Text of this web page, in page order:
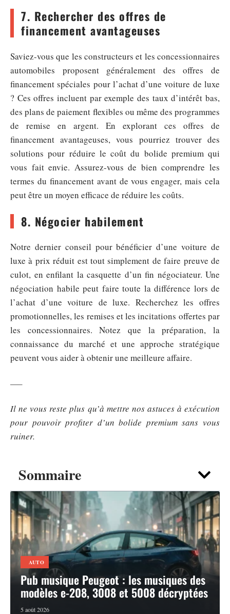
Sommaire
AUTO
Pub musique Peugeot : les musiques des
modèles e-208, 3008 et 5008 décryptées
5 août 2026
7. Rechercher des offres de
financement avantageuses
Saviez-vous que les constructeurs et les concessionnaires
automobiles proposent généralement des offres de
financement spéciales pour l’achat d’une voiture de luxe
? Ces offres incluent par exemple des taux d’intérêt bas,
des plans de paiement flexibles ou même des programmes
de remise en argent. En explorant ces offres de
financement avantageuses, vous pourriez trouver des
solutions pour réduire le coût du bolide premium qui
vous fait envie. Assurez-vous de bien comprendre les
termes du financement avant de vous engager, mais cela
peut être un moyen efficace de réduire les coûts.
8. Négocier habilement
Notre dernier conseil pour bénéficier d’une voiture de
luxe à prix réduit est tout simplement de faire preuve de
culot, en enfilant la casquette d’un fin négociateur. Une
négociation habile peut faire toute la différence lors de
l’achat d’une voiture de luxe. Recherchez les offres
promotionnelles, les remises et les incitations offertes par
les concessionnaires. Notez que la préparation, la
connaissance du marché et une approche stratégique
peuvent vous aider à obtenir une meilleure affaire.
—–
Il ne vous reste plus qu’à mettre nos astuces à exécution
pour pouvoir profiter d’un bolide premium sans vous
ruiner.